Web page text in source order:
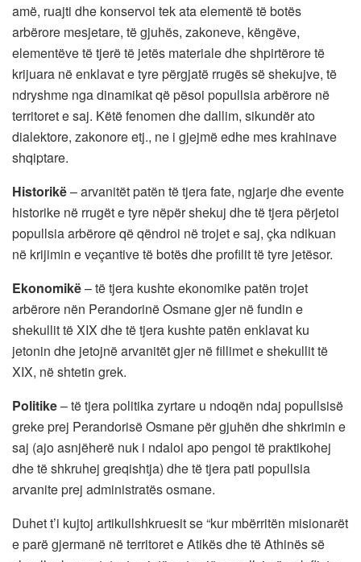
amë, ruajti dhe konservoi tek ata elementë të botës
arbërore mesjetare, të gjuhës, zakoneve, këngëve,
elementëve të tjerë të jetës materiale dhe shpirtërore të
krijuara në enklavat e tyre përgjatë rrugës së shekujve, të
ndryshme nga dinamikat që pësoi popullsia arbërore në
territoret e saj. Këtë fenomen dhe dallim, sikundër ato
dialektore, zakonore etj., ne i gjejmë edhe mes krahinave
shqiptare.
Historikë– arvanitët patën të tjera fate, ngjarje dhe evente
historike në rrugët e tyre nëpër shekuj dhe të tjera përjetoi
popullsia arbërore që qëndroi në trojet e saj, çka ndikuan
në krijimin e veçantive të botës dhe profilit të tyre jetësor.
Ekonomikë– të tjera kushte ekonomike patën trojet
arbërore nën Perandorinë Osmane gjer në fundin e
shekullit të XIX dhe të tjera kushte patën enklavat ku
jetonin dhe jetojnë arvanitët gjer në fillimet e shekullit të
XIX, në shtetin grek.
Politike– të tjera politika zyrtare u ndoqën ndaj popullsisë
greke prej Perandorisë Osmane për gjuhën dhe shkrimin e
saj (ajo asnjëherë nuk i ndaloi apo pengoi të praktikohej
dhe të shkruhej greqishtja) dhe të tjera pati popullsia
arvanite prej administratës osmane.
Duhet t’i kujtoj artikullshkruesit se “kur mbërritën misionarët
e parë gjermanë në territoret e Atikës dhe të Athinës së